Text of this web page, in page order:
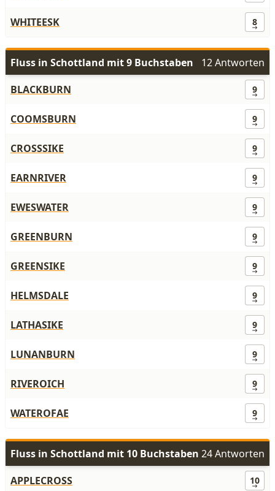
WHITEESK 8
Fluss in Schottland mit 9 Buchstaben
12 Antworten
BLACKBURN
9
COOMSBURN 9
CROSSSIKE 9
EARNRIVER 9
EWESWATER 9
GREENBURN 9
GREENSIKE 9
HELMSDALE 9
LATHASIKE 9
LUNANBURN 9
RIVEROICH 9
WATEROFAE 9
Fluss in Schottland mit 10 Buchstaben 24 Antworten
APPLECROSS
10